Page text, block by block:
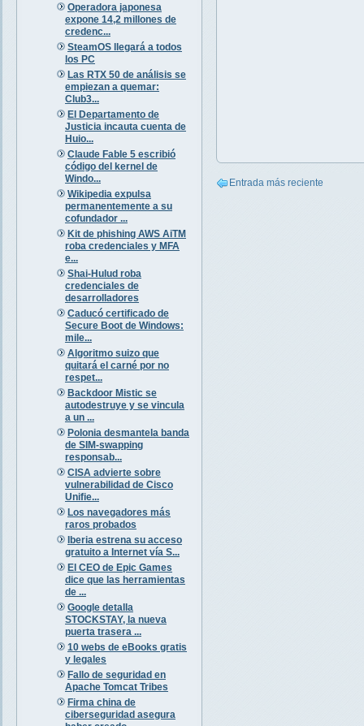
Operadora japonesa
expone 14,2 millones de
credenc...
SteamOS llegará a todos
los PC
Las RTX 50 de análisis se
empiezan a quemar:
Club3...
El Departamento de
Justicia incauta cuenta de
Huio...
Claude Fable 5 escribió
código del kernel de
Windo...
Wikipedia expulsa
permanentemente a su
cofundador ...
Kit de phishing AWS AiTM
roba credenciales y MFA
e...
Shai-Hulud roba
credenciales de
desarrolladores
Caducó certificado de
Secure Boot de Windows:
mile...
Algoritmo suizo que
quitará el carné por no
respet...
Backdoor Mistic se
autodestruye y se vincula
a un ...
Polonia desmantela banda
de SIM-swapping
responsab...
CISA advierte sobre
vulnerabilidad de Cisco
Unifie...
Los navegadores más
raros probados
Iberia estrena su acceso
gratuito a Internet vía S...
El CEO de Epic Games
dice que las herramientas
de ...
Google detalla
STOCKSTAY, la nueva
puerta trasera ...
10 webs de eBooks gratis
y legales
Fallo de seguridad en
Apache Tomcat Tribes
Firma china de
ciberseguridad asegura
Entrada más reciente